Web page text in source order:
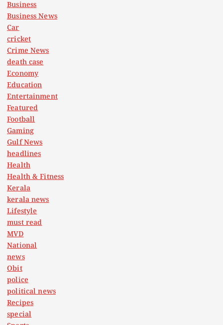
Business
Business News
Car
cricket
Crime News
death case
Economy
Education
Entertainment
Featured
Football
Gaming
Gulf News
headlines
Health
Health & Fitness
Kerala
kerala news
Lifestyle
must read
MVD
National
news
Obit
police
political news
Recipes
special